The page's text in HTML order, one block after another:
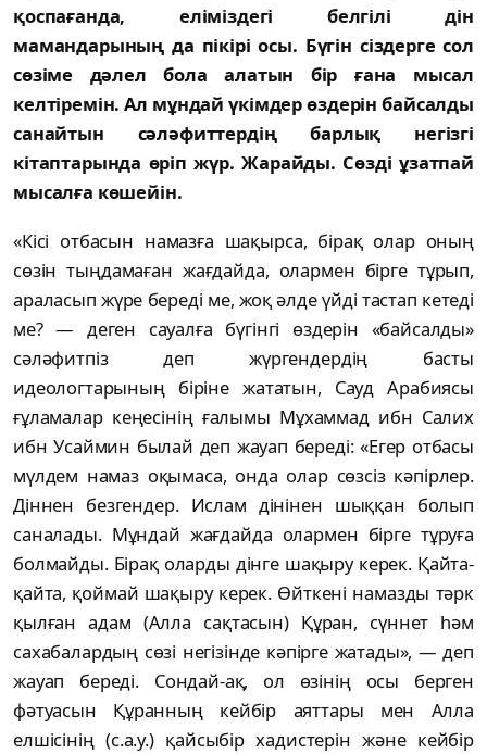
қоспағанда, еліміздегі белгілі дін
мамандарының да пікірі осы. Бүгін сіздерге сол
сөзіме дәлел бола алатын бір ғана мысал
келтіремін. Ал мұндай үкімдер өздерін байсалды
санайтын сәләфиттердің барлық негізгі
кітаптарында өріп жүр. Жарайды. Сөзді ұзатпай
мысалға көшейін.
«Кісі отбасын намазға шақырса, бірақ олар оның
сөзін тыңдамаған жағдайда, олармен бірге тұрып,
араласып жүре береді ме, жоқ әлде үйді тастап кетеді
ме? — деген сауалға бүгінгі өздерін «байсалды»
сәләфитпіз деп жүргендердің басты
идеологтарының біріне жататын, Сауд Арабиясы
ғұламалар кеңесінің ғалымы Мұхаммад ибн Салих
ибн Усаймин былай деп жауап береді:«Егер отбасы
мүлдем намаз оқымаса, онда олар сөзсіз кәпірлер.
Діннен безгендер. Ислам дінінен шыққан болып
саналады. Мұндай жағдайда олармен бірге тұруға
болмайды. Бірақ оларды дінге шақыру керек. Қайта-
қайта, қоймай шақыру керек. Өйткені намазды тәрк
қылған адам (Алла сақтасын) Құран, сүннет һәм
сахабалардың сөзі негізінде кәпірге жатады», — деп
жауап береді. Сондай-ақ, ол өзінің осы берген
фәтуасын Құранның кейбір аяттары мен Алла
елшісінің (с.а.у.) қайсыбір хадистерін және кейбір